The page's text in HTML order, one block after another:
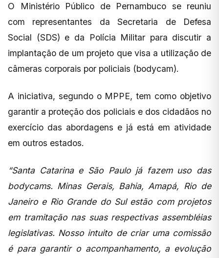
O Ministério Público de Pernambuco se reuniu
com representantes da Secretaria de Defesa
Social (SDS) e da Polícia Militar para discutir a
implantação de um projeto que visa a utilização de
câmeras corporais por policiais (bodycam).
A iniciativa, segundo o MPPE, tem como objetivo
garantir a proteção dos policiais e dos cidadãos no
exercício das abordagens e já está em atividade
em outros estados.
“Santa Catarina e São Paulo já fazem uso das
bodycams. Minas Gerais, Bahia, Amapá, Rio de
Janeiro e Rio Grande do Sul estão com projetos
em tramitação nas suas respectivas assembléias
legislativas. Nosso intuito de criar uma comissão
é para garantir o acompanhamento, a evolução